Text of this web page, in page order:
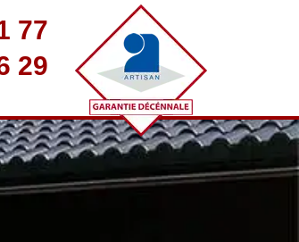
77
29